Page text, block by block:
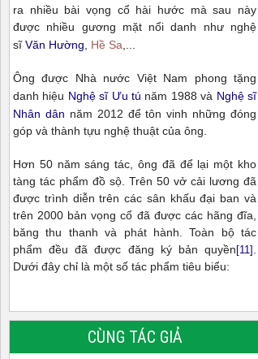
ra nhiều bài vọng cổ hài hước mà sau này
được nhiều gương mặt nổi danh như nghệ
sĩVăn Hường Hề Sa
Ông được Nhà nước Việt Nam phong tặng
danh hiệu Nghệ sĩ Ưu tú năm 1988 và Nghệ sĩ
Nhân dân năm 2012 để tôn vinh những đóng
góp và thành tựu nghệ thuật của ông.
Hơn 50 năm sáng tác, ông đã để lại một kho
tàng tác phẩm đồ sộ. Trên 50 vở cải lương đã
được trình diễn trên các sân khấu đại ban và
trên 2000 bản vọng cổ đã được các hãng đĩa,
băng thu thanh và phát hành. Toàn bộ tác
phẩm đều đã được đăng ký bản quyền [11]
Dưới đây chỉ là một số tác phẩm tiêu biểu:
CÙNG TÁC GIẢ